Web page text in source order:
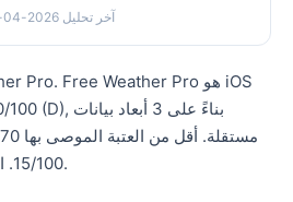
آخر تحليل 2026-04-12
15/100. البيانات مصدرها.